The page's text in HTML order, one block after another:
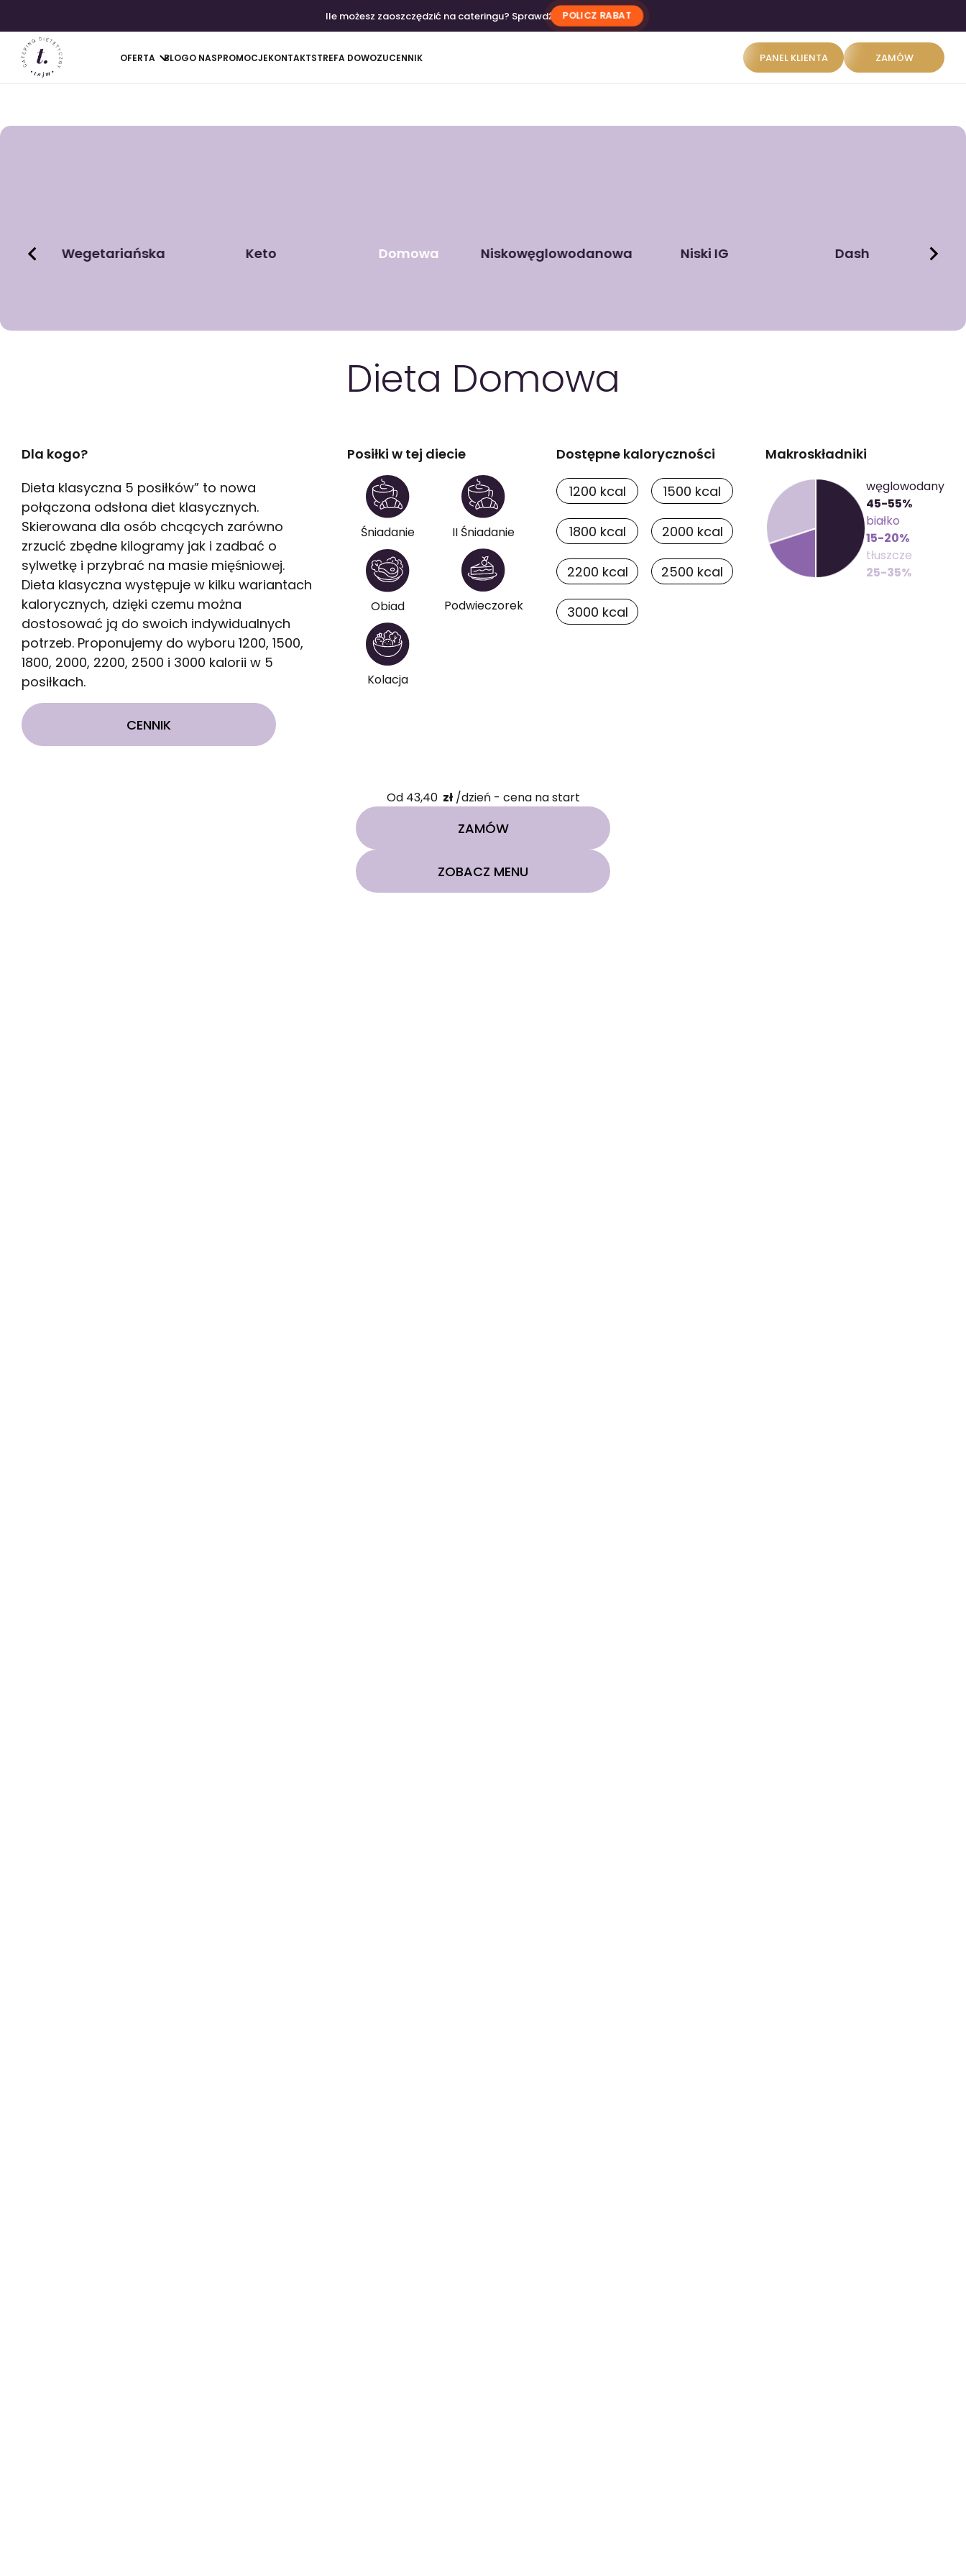
Ile możesz zaoszczędzić na cateringu? Sprawdź POLICZ RABAT
OFERTA BLOGO NASPROMOCJEKONTAKTSTREFA DOWOZUCENNIK PANEL KLIENTA ZAMÓW
Wegetariańska Keto Domowa Niskowęglowodanowa Niski IG Dash
Dieta Domowa
Dla kogo?
Dieta klasyczna 5 posiłków” to nowa
połączona odsłona diet klasycznych.
Skierowana dla osób chcących zarówno
zrzucić zbędne kilogramy jak i zadbać o
sylwetkę i przybrać na masie mięśniowej.
Dieta klasyczna występuje w kilku wariantach
kalorycznych, dzięki czemu można
dostosować ją do swoich indywidualnych
potrzeb. Proponujemy do wyboru 1200, 1500,
1800, 2000, 2200, 2500 i 3000 kalorii w 5
posiłkach.
CENNIK
Posiłki w tej diecie
Śniadanie II Śniadanie
Obiad Podwieczorek
Kolacja
Dostępne kaloryczności
1200 kcal 1500 kcal
1800 kcal 2000 kcal
2200 kcal 2500 kcal
3000 kcal
Makroskładniki
węglowodany
45-55%
białko
15-20%
tłuszcze
25-35%
Od 43,40 zł/dzień - cena na start
ZAMÓW
ZOBACZ MENU